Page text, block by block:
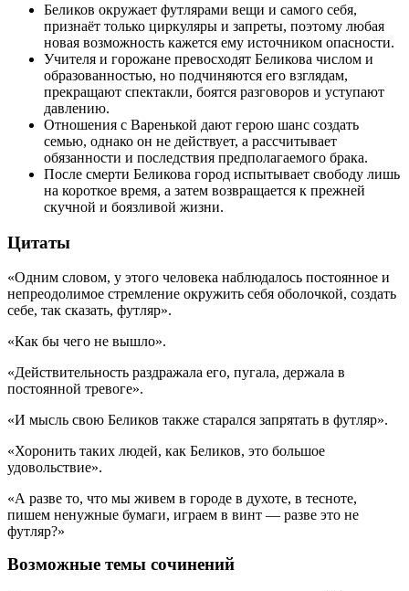
Беликов окружает футлярами вещи и самого себя,
признаёт только циркуляры и запреты, поэтому любая
новая возможность кажется ему источником опасности.
Учителя и горожане превосходят Беликова числом и
образованностью, но подчиняются его взглядам,
прекращают спектакли, боятся разговоров и уступают
давлению.
Отношения с Варенькой дают герою шанс создать
семью, однако он не действует, а рассчитывает
обязанности и последствия предполагаемого брака.
После смерти Беликова город испытывает свободу лишь
на короткое время, а затем возвращается к прежней
скучной и боязливой жизни.
Цитаты
«Одним словом, у этого человека наблюдалось постоянное и
непреодолимое стремление окружить себя оболочкой, создать
себе, так сказать, футляр».
«Как бы чего не вышло».
«Действительность раздражала его, пугала, держала в
постоянной тревоге».
«И мысль свою Беликов также старался запрятать в футляр».
«Хоронить таких людей, как Беликов, это большое
удовольствие».
«А разве то, что мы живем в городе в духоте, в тесноте,
пишем ненужные бумаги, играем в винт — разве это не
футляр?»
Возможные темы сочинений